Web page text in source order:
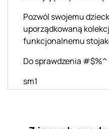
Pozwól swojemu
uporządkowaną
funkcjonalnemu
Do sprawdzenia #$%^
sm1